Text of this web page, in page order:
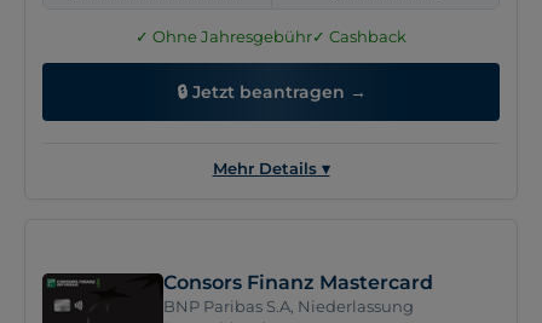
✓ Ohne Jahresgebühr✓ Cashback
🔒 Jetzt beantragen →
Mehr Details ▾
Kartenname
Avarda Bank Mastercard Gold
Anbieter
Avarda Bank AB (publ)
Consors Finanz Mastercard
BNP Paribas S.A, Niederlassung